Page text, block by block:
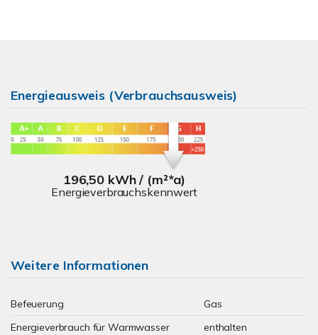
Energieausweis (Verbrauchsausweis)
196,50 kWh / (m²*a)
Energieverbrauchskennwert
Weitere Informationen
Befeuerung
Gas
Energieverbrauch für Warmwasser
enthalten